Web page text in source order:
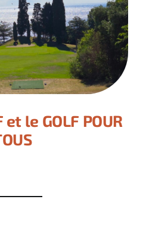
et le GOLF POUR